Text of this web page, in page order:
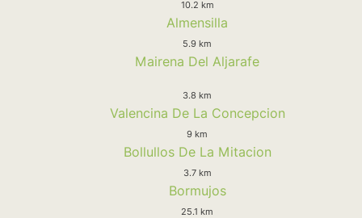
10.2 km
Almensilla
5.9 km
Mairena Del Aljarafe
3.8 km
Valencina De La Concepcion
9 km
Bollullos De La Mitacion
3.7 km
Bormujos
25.1 km